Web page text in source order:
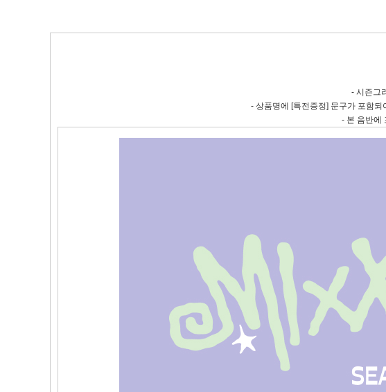
- 시즌그
- 상품명에 [특전증정] 문구가 포함
- 본 음반에